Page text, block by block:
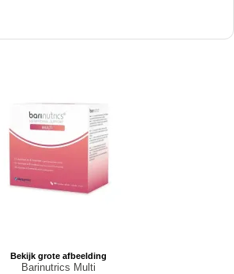
Bekijk grote afbeelding
Barinutrics Multi